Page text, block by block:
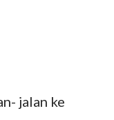
jalan ke